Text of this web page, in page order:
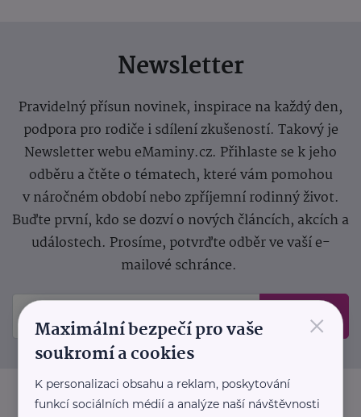
Newsletter
Pravidelný přísun novinek, inspirace na každý den,
podpora pro rodiče i sdílení zkušeností. Takový je
Newsletter webu eMaminy.cz. Přihlaste se k jeho
odběru a čtěte o tématech, které vám pomohou
v náročném období nebo zpříjemní rodinný život.
Buďte první, kdo se dozví o nových článcích, akcích a
událostech. Prosíme, potvrďte odběr ve vaší e-
mailové schránce.
Odeslat
×
Maximální bezpečí pro vaše
soukromí a cookies
K personalizaci obsahu a reklam, poskytování
funkcí sociálních médií a analýze naší návštěvnosti